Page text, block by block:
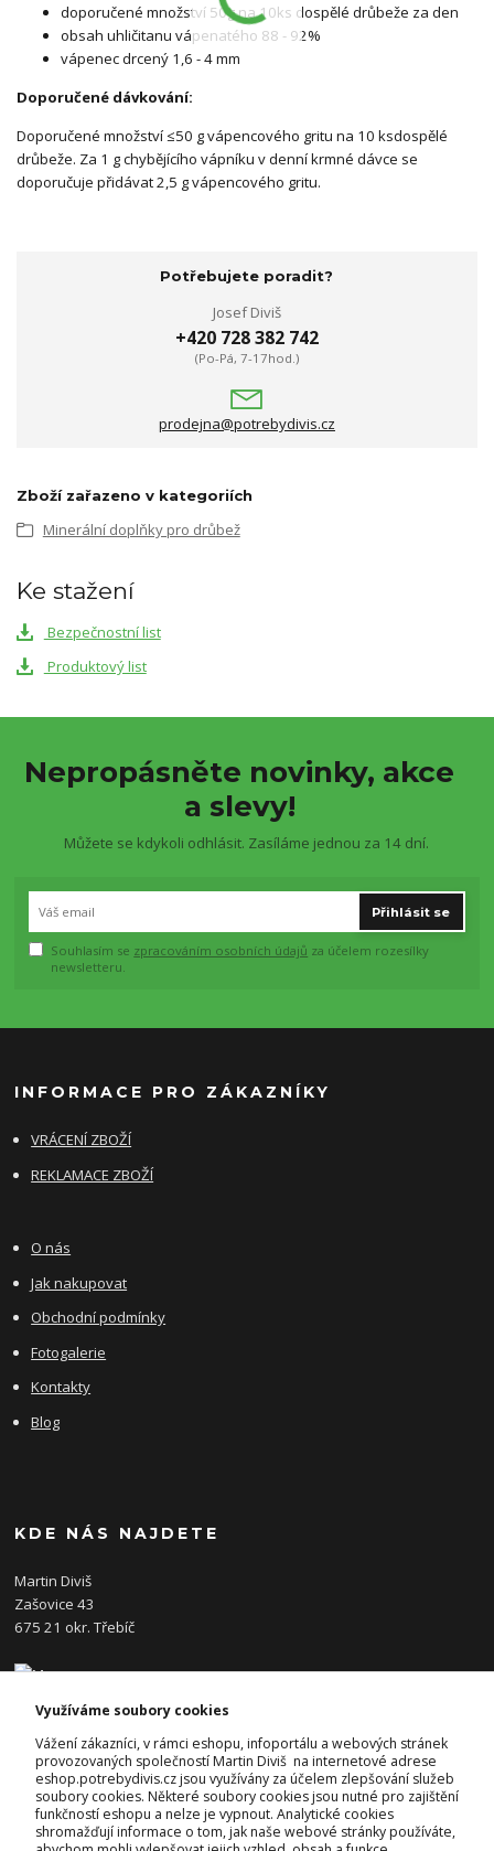
doporučené množství 50g na 10ks dospělé drůbeže za den
obsah uhličitanu vápenatého 88 - 92%
vápenec drcený 1,6 - 4 mm
Doporučené dávkování:
Doporučené množství ≤50 g vápencového gritu na 10 ksdospělé
drůbeže. Za 1 g chybějícího vápníku v denní krmné dávce se
doporučuje přidávat 2,5 g vápencového gritu.
Potřebujete poradit?
Josef Diviš
+420 728 382 742
(Po-Pá, 7-17hod.)
prodejna@potrebydivis.cz
Zboží zařazeno v kategoriích
Minerální doplňky pro drůbež
Ke stažení
Bezpečnostní list
Produktový list
Nepropásněte novinky, akce
a slevy!
Můžete se kdykoli odhlásit. Zasíláme jednou za 14 dní.
Přihlásit se
Souhlasím se zpracováním osobních údajů za účelem rozesílky
newsletteru.
INFORMACE PRO ZÁKAZNÍKY
VRÁCENÍ ZBOŽÍ
REKLAMACE ZBOŽÍ
O nás
Jak nakupovat
Obchodní podmínky
Fotogalerie
Kontakty
Blog
KDE NÁS NAJDETE
Martin Diviš
Zašovice 43
675 21 okr. Třebíč
KONTAKTY
Josef Diviš
+420 728 382 742
(Po-Pá, 7-17hod.)
Využíváme soubory cookies
Vážení zákazníci, v rámci eshopu, infoportálu a webových stránek
provozovaných společností Martin Diviš na internetové adrese
eshop.potrebydivis.cz jsou využívány za účelem zlepšování služeb
soubory cookies. Některé soubory cookies jsou nutné pro zajištění
funkčností eshopu a nelze je vypnout. Analytické cookies
shromažďují informace o tom, jak naše webové stránky používáte,